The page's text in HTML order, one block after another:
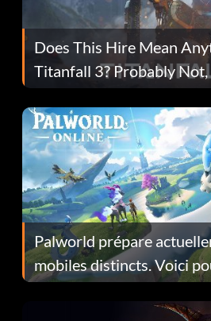
Does This Hire Mean
Titanfall 3? Probably Not,
Fans Are Hopeful
Palworld prépare
mobiles distincts. Voici